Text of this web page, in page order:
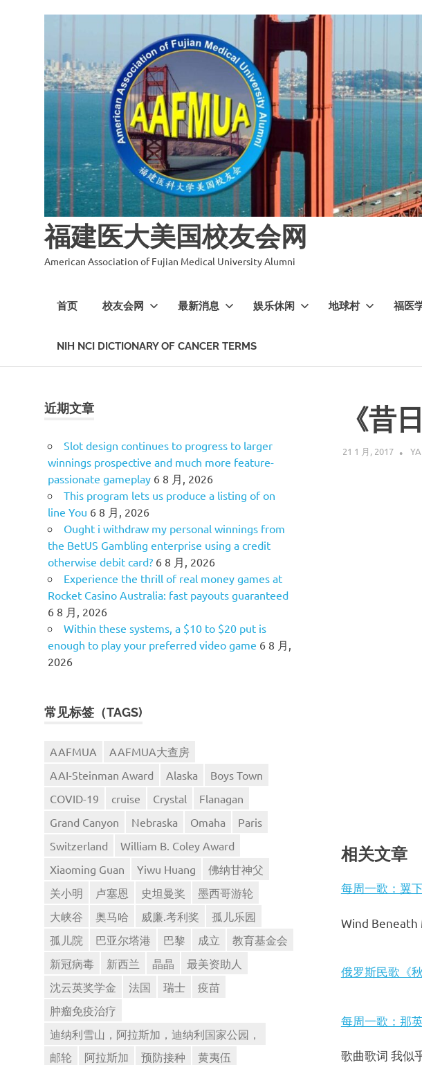
福建医大美国校友会网
American Association of Fujian Medical University Alumni
首页 校友会网 最新消息 娱乐休闲 地球村 福医
NIH NCI DICTIONARY OF CANCER TERMS
《昔
21 1 月, 2017
相关文章
每周一歌：翼
Wind Beneath
俄罗斯民歌《
每周一歌：那
歌曲歌词 我似
近期文章
Slot design continues to progress to larger
winnings prospective and much more feature-
passionate gameplay 6 8 月, 2026
This program lets us produce a listing of on
line You 6 8 月, 2026
Ought i withdraw my personal winnings from
the BetUS Gambling enterprise using a credit
otherwise debit card? 6 8 月, 2026
Experience the thrill of real money games at
Rocket Casino Australia: fast payouts guaranteed
6 8 月, 2026
Within these systems, a $10 to $20 put is
enough to play your preferred video game 6 8 月,
2026
常见标签（TAGS)
AAFMUA
AAFMUA大查房
AAI-Steinman Award
Alaska
Boys Town
COVID-19
cruise Crystal
Flanagan
Grand Canyon
Nebraska Omaha
Paris
Switzerland
William B. Coley Award
Xiaoming Guan
Yiwu Huang
佛纳甘神父
关小明
卢塞恩 史坦曼奖
墨西哥游轮
大峡谷
奥马哈 威廉.考利奖
孤儿乐园
孤儿院
巴亚尔塔港 巴黎 成立
教育基金会
新冠病毒
新西兰 晶晶
最美资助人
沈云英奖学金
法国 瑞士
疫苗
肿瘤免疫治疗
迪纳利雪山，阿拉斯加，迪纳利国家公园，
邮轮
阿拉斯加 预防接种 黄夷伍